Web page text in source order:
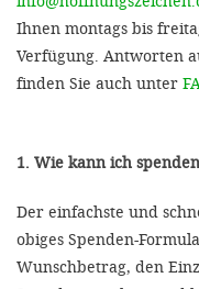
Ihnen montags bis
Verfügung. Antworten
finden Sie auch unter
1. Wie kann ich
Der einfachste und
obiges Spenden-
Wunschbetrag, den